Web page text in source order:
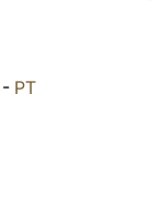
- PT